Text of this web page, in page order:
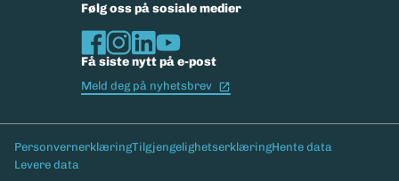
Følg oss på sosiale medier
Få siste nytt på e-post
Meld deg på nyhetsbrev
Bunntekst
PersonvernerklæringTilgjengelighetserklæringHente data
Levere data